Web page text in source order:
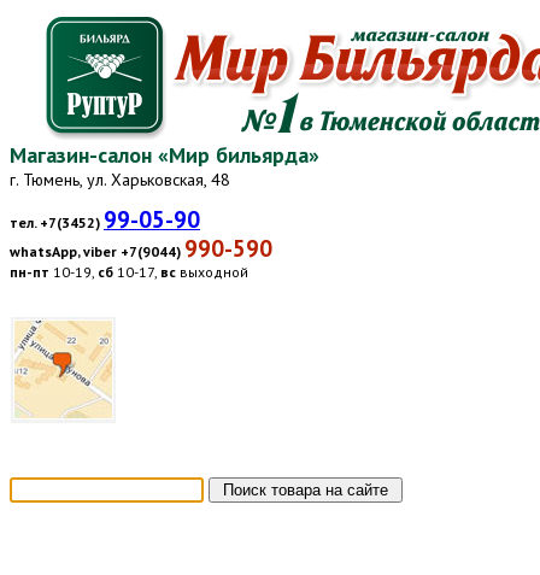
Магазин-салон «Мир бильярда»
г. Тюмень, ул. Харьковская, 48
тел. +7(3452) 99-05-90
whatsApp, viber +7(9044) 990-590
пн-пт 10-19, сб 10-17, вс выходной